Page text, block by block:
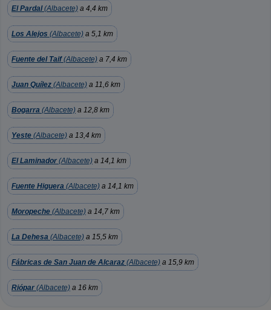
El Pardal(Albacete) a 4,4 km
Los Alejos (Albacete) a 5,1 km
Fuente del Taif(Albacete) a 7,4 km
Juan Quílez (Albacete) a 11,6 km
Bogarra (Albacete) a 12,8 km
Yeste (Albacete) a 13,4 km
El Laminador (Albacete) a 14,1 km
Fuente Higuera (Albacete) a 14,1 km
Moropeche (Albacete) a 14,7 km
La Dehesa (Albacete) a 15,5 km
Fábricas de San Juan de Alcaraz (Albacete) a 15,9 km
Riópar (Albacete) a 16 km